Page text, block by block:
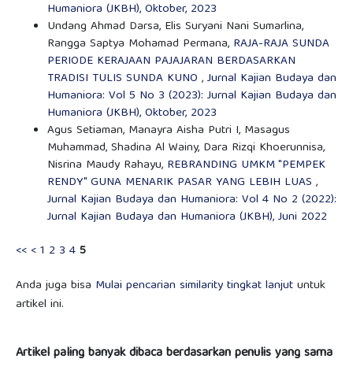
Humaniora (JKBH), Oktober, 2023
Undang Ahmad Darsa, Elis Suryani Nani Sumarlina,
Rangga Saptya Mohamad Permana, RAJA-RAJA SUNDA
PERIODE KERAJAAN PAJAJARAN BERDASARKAN
TRADISI TULIS SUNDA KUNO ,Jurnal Kajian Budaya dan
Humaniora: Vol 5 No 3 (2023): Jurnal Kajian Budaya dan
Humaniora (JKBH), Oktober, 2023
Agus Setiaman, Manayra Aisha Putri I, Masagus
Muhammad, Shadina Al Wainy, Dara Rizqi Khoerunnisa,
Nisrina Maudy Rahayu, REBRANDING UMKM "PEMPEK
RENDY" GUNA MENARIK PASAR YANG LEBIH LUAS ,
Jurnal Kajian Budaya dan Humaniora: Vol 4 No 2 (2022):
Jurnal Kajian Budaya dan Humaniora (JKBH), Juni 2022
<< <1 2 3 45
Anda juga bisa Mulai pencarian similarity tingkat lanjutuntuk
artikel ini.
Artikel paling banyak dibaca berdasarkan penulis yang sama